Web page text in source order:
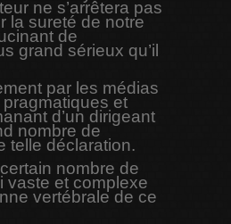
ne s’arrêtera pas
la sureté de notre
de
grand sérieux qu’il
par les médias
et
d’un dirigeant
nombre de
telle déclaration.
nombre de
vaste et complexe
vertébrale de ce